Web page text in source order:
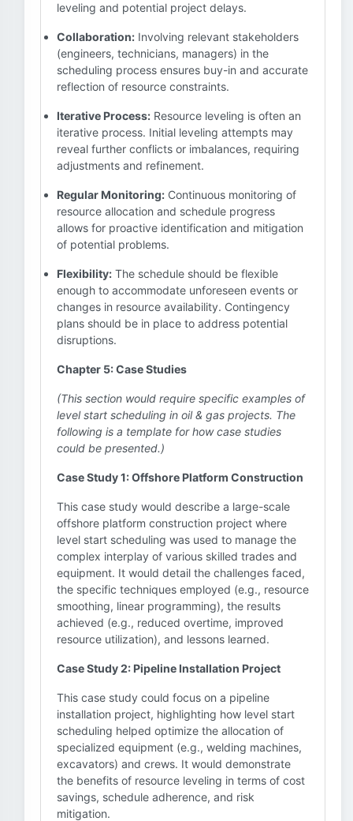
leveling and potential project delays.
Collaboration: Involving relevant stakeholders
(engineers, technicians, managers) in the
scheduling process ensures buy-in and accurate
reflection of resource constraints.
Iterative Process: Resource leveling is often an
iterative process. Initial leveling attempts may
reveal further conflicts or imbalances, requiring
adjustments and refinement.
Regular Monitoring: Continuous monitoring of
resource allocation and schedule progress
allows for proactive identification and mitigation
of potential problems.
Flexibility: The schedule should be flexible
enough to accommodate unforeseen events or
changes in resource availability. Contingency
plans should be in place to address potential
disruptions.
Chapter 5: Case Studies
(This section would require specific examples of
level start scheduling in oil & gas projects. The
following is a template for how case studies
could be presented.)
Case Study 1: Offshore Platform Construction
This case study would describe a large-scale
offshore platform construction project where
level start scheduling was used to manage the
complex interplay of various skilled trades and
equipment. It would detail the challenges faced,
the specific techniques employed (e.g., resource
smoothing, linear programming), the results
achieved (e.g., reduced overtime, improved
resource utilization), and lessons learned.
Case Study 2: Pipeline Installation Project
This case study could focus on a pipeline
installation project, highlighting how level start
scheduling helped optimize the allocation of
specialized equipment (e.g., welding machines,
excavators) and crews. It would demonstrate
the benefits of resource leveling in terms of cost
savings, schedule adherence, and risk
mitigation.